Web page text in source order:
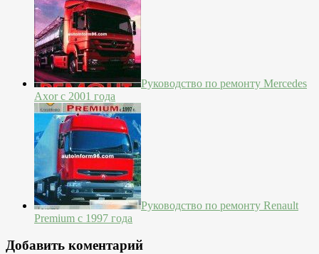
Руководство по ремонту Mercedes
Axor с 2001 года
Руководство по ремонту Renault
Premium с 1997 года
Добавить коментарий